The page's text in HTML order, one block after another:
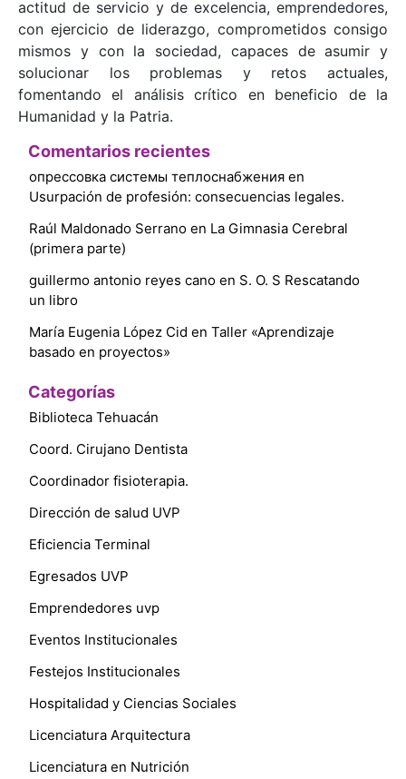
actitud de servicio y de excelencia, emprendedores,
con ejercicio de liderazgo, comprometidos consigo
mismos y con la sociedad, capaces de asumir y
solucionar los problemas y retos actuales,
fomentando el análisis crítico en beneficio de la
Humanidad y la Patria.
Comentarios recientes
опрессовка системы теплоснабжения en
Usurpación de profesión: consecuencias legales.
Raúl Maldonado Serrano en La Gimnasia Cerebral
(primera parte)
guillermo antonio reyes cano en S. O. S Rescatando
un libro
María Eugenia López Cid en Taller «Aprendizaje
basado en proyectos»
Categorías
Biblioteca Tehuacán
Coord. Cirujano Dentista
Coordinador fisioterapia.
Dirección de salud UVP
Eficiencia Terminal
Egresados UVP
Emprendedores uvp
Eventos Institucionales
Festejos Institucionales
Hospitalidad y Ciencias Sociales
Licenciatura Arquitectura
Licenciatura en Nutrición